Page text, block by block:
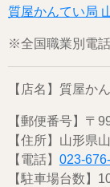
質屋かんてい局
※全国職業別電
【店名】質屋か
【郵便番号】〒
【住所】山形県
【電話】 023-
【駐車場台数】